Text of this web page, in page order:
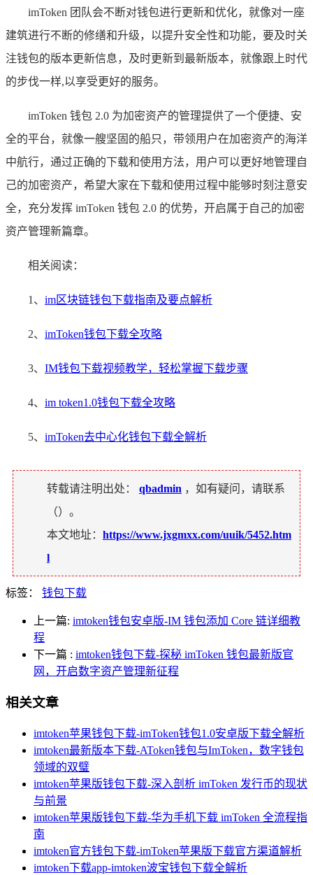
imToken 团队会不断对钱包进行更新和优化，就像对一座
建筑进行不断的修缮和升级，以提升安全性和功能，要及时关
注钱包的版本更新信息，及时更新到最新版本，就像跟上时代
的步伐一样,以享受更好的服务。
imToken 钱包 2.0 为加密资产的管理提供了一个便捷、安
全的平台，就像一艘坚固的船只，带领用户在加密资产的海洋
中航行，通过正确的下载和使用方法，用户可以更好地管理自
己的加密资产，希望大家在下载和使用过程中能够时刻注意安
全，充分发挥 imToken 钱包 2.0 的优势，开启属于自己的加密
资产管理新篇章。
相关阅读：
1、 im区块链钱包下载指南及要点解析
2、 imToken钱包下载全攻略
3、 IM钱包下载视频教学，轻松掌握下载步骤
4、 im token1.0钱包下载全攻略
5、 imToken去中心化钱包下载全解析
转载请注明出处： qbadmin ，如有疑问，请联系
（）。
本文地址： https://www.jxgmxx.com/uuik/5452.htm
l
标签： 钱包下载
上一篇: imtoken钱包安卓版-IM 钱包添加 Core 链详细教
程
下一篇 : imtoken钱包下载-探秘 imToken 钱包最新版官
网，开启数字资产管理新征程
相关文章
imtoken苹果钱包下载-imToken钱包1.0安卓版下载全解析
imtoken最新版本下载-AToken钱包与ImToken，数字钱包
领域的双璧
imtoken苹果版钱包下载-深入剖析 imToken 发行币的现状
与前景
imtoken苹果版钱包下载-华为手机下载 imToken 全流程指
南
imtoken官方钱包下载-imToken苹果版下载官方渠道解析
imtoken下载app-imtoken波宝钱包下载全解析